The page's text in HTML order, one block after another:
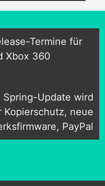
Termine für
Xbox 360
Update wird
Kopierschutz, neue
PayPal